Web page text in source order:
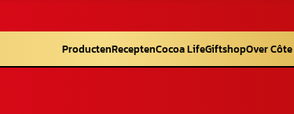
ProductenReceptenCocoa LifeGiftshopOver